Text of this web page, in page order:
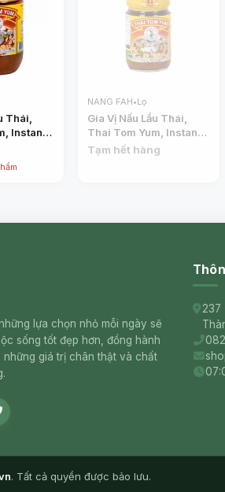
Thái,
Instant
16 oz
FAH
NANG FAH•Lọ
Gia Vị Nấu Lẩu Thái,
Thai Tom Yum, Instant
Sour Soup Paste, 4 oz
Tạm hết hàng
lựa chọn nhỏ mỗi ngày sẽ
sống tốt đẹp hơn, đồng hành
những giá trị chân thật và chất
237
. Tất cả quyền được bảo lưu.